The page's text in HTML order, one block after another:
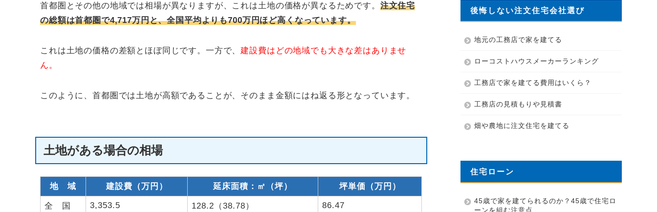
首都圏とその他の地域では相場が異なりますが、これは土地の価格が異なるためです。 注文住宅
の総額は首都圏で4,717万円と、全国平均よりも700万円ほど高くなっています。
これは土地の価格の差額とほぼ同じです。一方で、建設費はどの地域でも大きな差はありませ
ん。
このように、首都圏では土地が高額であることが、そのまま金額にはね返る形となっています。
土地がある場合の相場
地 域 建設費（万円） 延床面積：㎡（坪） 坪単価（万円）
全 国 3,353.5 128.2（38.78） 86.47
後悔しない注文住宅会社選び
地元の工務店で家を建てる
ローコストハウスメーカーランキング
工務店で家を建てる費用はいくら？
工務店の見積もりや見積書
畑や農地に注文住宅を建てる
住宅ローン
45歳で家を建てられるのか？45歳で住宅ロ
ーンを組む注意点